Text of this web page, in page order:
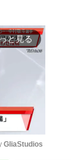
と見る
GliaStudios